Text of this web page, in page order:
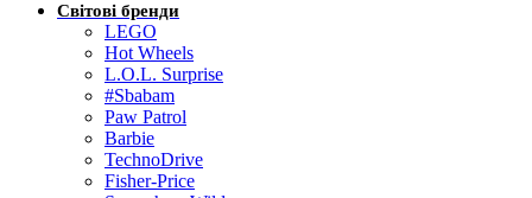
Світові бренди
LEGO
Hot Wheels
L.O.L. Surprise
#Sbabam
Paw Patrol
Barbie
TechnoDrive
Fisher-Price